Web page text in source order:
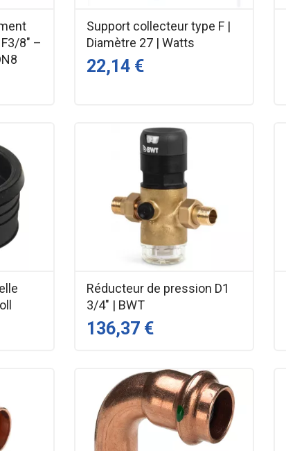
8" –
Support collecteur type F |
Diamètre 27 | Watts
22,14 €
Réducteur de pression D1
3/4" | BWT
136,37 €